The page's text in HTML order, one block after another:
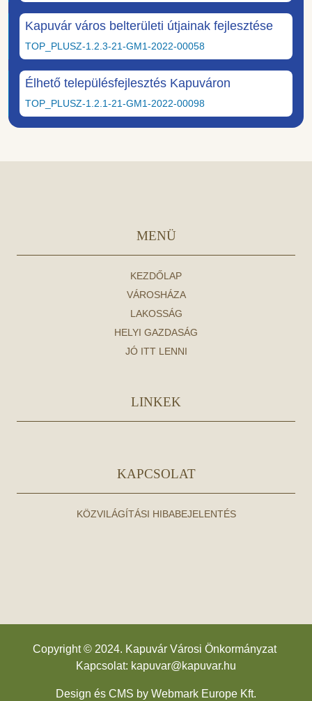
Kapuvár város belterületi útjainak fejlesztése
TOP_PLUSZ-1.2.3-21-GM1-2022-00058
Élhető településfejlesztés Kapuváron
TOP_PLUSZ-1.2.1-21-GM1-2022-00098
MENÜ
KEZDŐLAP
VÁROSHÁZA
LAKOSSÁG
HELYI GAZDASÁG
JÓ ITT LENNI
LINKEK
KAPCSOLAT
KÖZVILÁGÍTÁSI HIBABEJELENTÉS
Copyright © 2024. Kapuvár Városi Önkormányzat
Kapcsolat: kapuvar@kapuvar.hu
Design és CMS by Webmark Europe Kft.